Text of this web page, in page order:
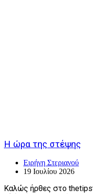
Η ώρα της στέψης
Ειρήνη Στεριανού
19 Ιουλίου 2026
Καλώς ήρθες στο